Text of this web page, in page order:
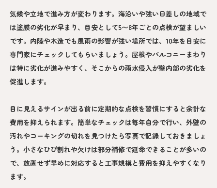
気候や立地で進み方が変わります。海沿いや強い日差しの地域で
は塗膜の劣化が早まり、目安として5〜8年ごとの点検が望ましい
です。内陸や木造でも風雨の影響が強い場所では、10年を目安に
専門家にチェックしてもらいましょう。屋根やバルコニーまわり
は特に劣化が進みやすく、そこからの雨水侵入が壁内部の劣化を
促進します。
目に見えるサインが出る前に定期的な点検を習慣にすると余計な
費用を抑えられます。簡単なチェックは毎年自分で行い、外壁の
汚れやコーキングの切れを見つけたら写真で記録しておきましょ
う。小さなひび割れや欠けは部分補修で延命できることが多いの
で、放置せず早めに対応すると工事規模と費用を抑えやすくなり
ます。